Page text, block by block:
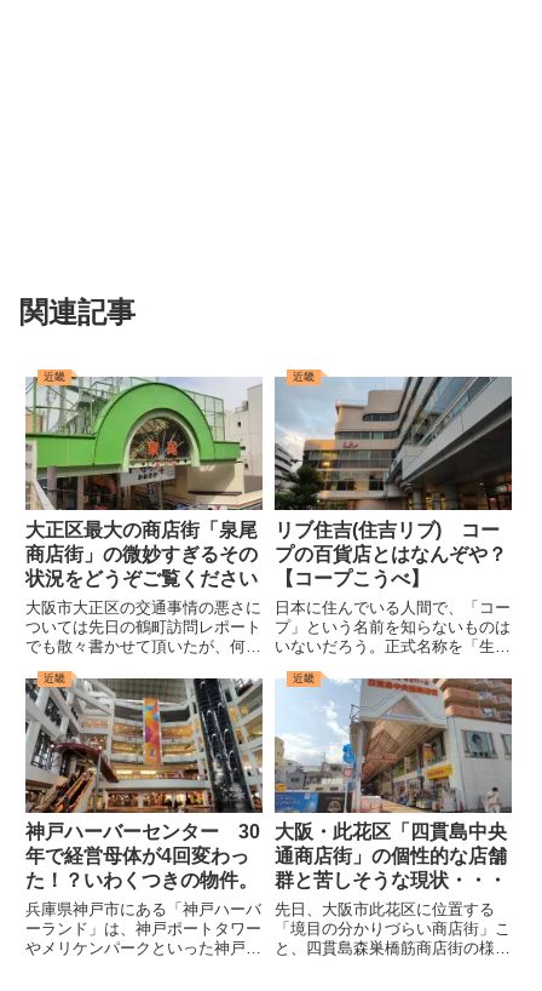
関連記事
近畿
大正区最大の商店街「泉尾
商店街」の微妙すぎるその
状況をどうぞご覧ください
大阪市大正区の交通事情の悪さに
ついては先日の鶴町訪問レポート
でも散々書かせて頂いたが、何も
のみならず、区内における移動そ
のものもバス路線のその複雑さか
らいろいろと苦労することが多
い。そんなこともあってか、みん
な...
近畿
リブ住吉(住吉リブ) コー
プの百貨店とはなんぞや？
【コープこうべ】
日本に住んでいる人間で、「コー
プ」という名前を知らないものは
いないだろう。正式名称を「生活
食品や日用品といった生活必需品
を中心に様々な品を激安とはいか
ないまでも庶民にも手が届く価格
で提供しており、当取材班も大
変...
近畿
神戸ハーバーセンター 30
年で経営母体が4回変わっ
た！？いわくつきの物件。
兵庫県神戸市にある「神戸ハーバ
ーランド」は、神戸ポートタワー
やメリケンパークといった神戸を
近畿
大阪・此花区「四貫島中央
通商店街」の個性的な店舗
群と苦しそうな現状・・・
先日、大阪市此花区に位置する
「境目の分かりづらい商店街」こ
と、四貫島森巣橋筋商店街の様子